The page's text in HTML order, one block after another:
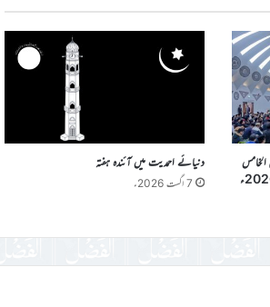
الخامس
دنیائے احمدیت میں آئندہ ہفتہ
7 اگست 2026ء